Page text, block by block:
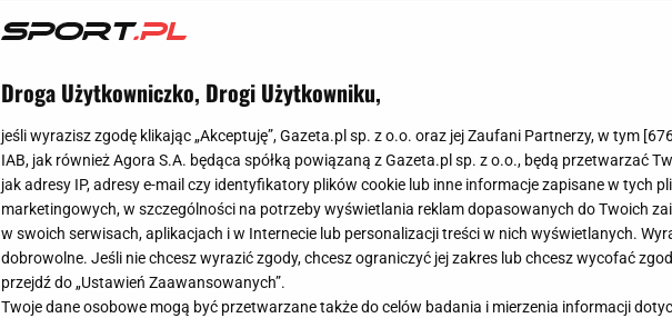
Droga Użytkowniczko, Drogi Użytkowniku,
jeśli wyrazisz zgodę klikając „Akceptuję”, Gazeta.pl sp. z o.o. oraz jej Zaufani Partnerzy, w tym [
IAB, jak również Agora S.A. będąca spółką powiązaną z Gazeta.pl sp. z o.o., będą przetwarzać
jak adresy IP, adresy e-mail czy identyfikatory plików cookie lub inne informacje zapisane w tych
marketingowych, w szczególności na potrzeby wyświetlania reklam dopasowanych do Twoich
w swoich serwisach, aplikacjach i w Internecie lub personalizacji treści w nich wyświetlanych.
dobrowolne. Jeśli nie chcesz wyrazić zgody, chcesz ograniczyć jej zakres lub chcesz wycofać
przejdź do „Ustawień Zaawansowanych”.
Twoje dane osobowe mogą być przetwarzane także do celów badania i mierzenia informacji